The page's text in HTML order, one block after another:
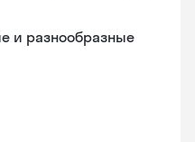
и разнообразные